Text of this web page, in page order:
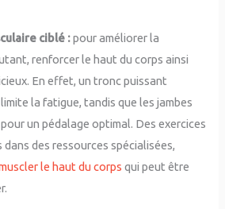
ciblé :pour améliorer la
renforcer le haut du corps ainsi
En effet, un tronc puissant
la fatigue, tandis que les jambes
un pédalage optimal. Des exercices
des ressources spécialisées,
le haut du corps qui peut être